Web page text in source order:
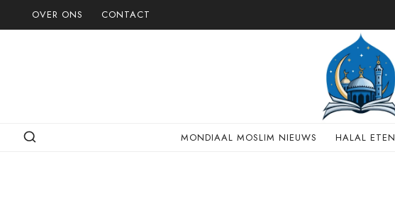
Doorgaan
naar
OVER ONS CONTACT
MONDIAAL MOSLIM NIEUWS HALAL ETEN